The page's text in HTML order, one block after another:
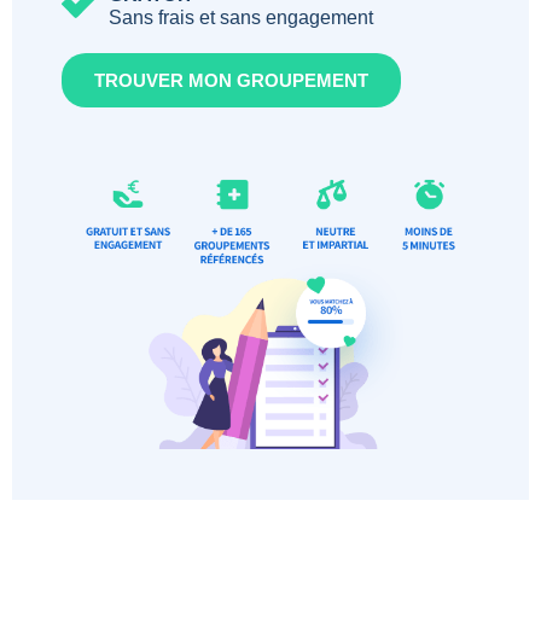
Sans frais et sans engagement
TROUVER MON GROUPEMENT